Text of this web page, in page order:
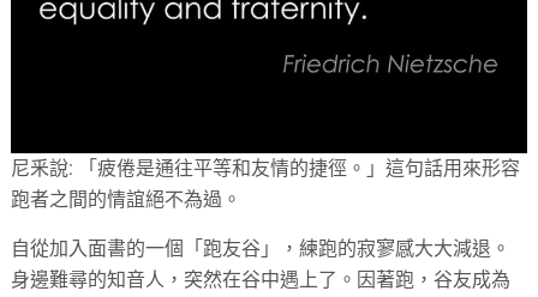
尼釆說: 「疲倦是通往平等和友情的捷徑。」這句話用來形容
跑者之間的情誼絕不為過。
自從加入面書的一個「跑友谷」，練跑的寂寥感大大減退。
身邊難尋的知音人，突然在谷中遇上了。因著跑，谷友成為